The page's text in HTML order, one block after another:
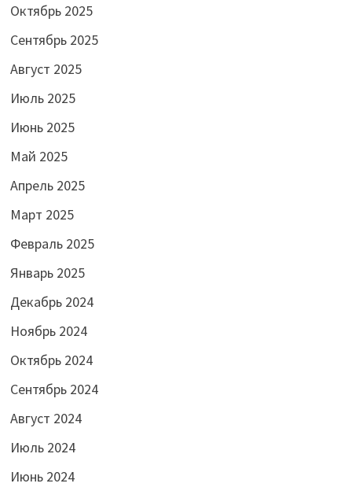
Октябрь 2025
Сентябрь 2025
Август 2025
Июль 2025
Июнь 2025
Май 2025
Апрель 2025
Март 2025
Февраль 2025
Январь 2025
Декабрь 2024
Ноябрь 2024
Октябрь 2024
Сентябрь 2024
Август 2024
Июль 2024
Июнь 2024